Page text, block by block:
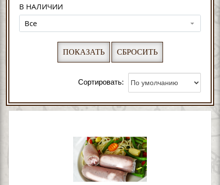
В НАЛИЧИИ
Все
Сортировать: